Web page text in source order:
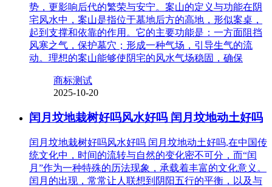
势，更影响后代的繁荣与安宁。案山的定义与功能在阴
宅风水中，案山是指位于墓地后方的高地，形似案桌，
起到支撑和依靠的作用。它的主要功能是：一方面阻挡
风寒之气，保护墓穴；形成一种气场，引导生气的流
动。理想的案山能够使阴宅的风水气场稳固，确保
商标测试
2025-10-20
闰月坟地栽树好吗风水好吗 闰月坟地动土好吗
闰月坟地栽树好吗风水好吗 闰月坟地动土好吗,在中国传
统文化中，时间的流转与自然的变化密不可分，而“闰
月”作为一种特殊的历法现象，承载着丰富的文化意义。
闰月的出现，常常让人联想到阴阳五行的平衡，以及与